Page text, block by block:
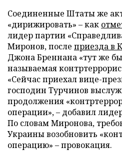
Соединенные Штаты же
«дирижировать» –как
лидер партии
Миронов, после приезда в
Джона Бреннана «тут же
называемая
«Сейчас приехал вице-
господин Турчинов
продолжения
операции»,– добавил
По словам Миронова,
Украины возобновить
операцию» –провокация.